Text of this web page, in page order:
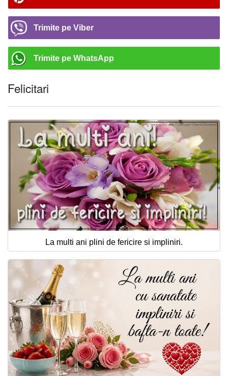
Trimite pe Viber
Trimite pe WhatsApp
Felicitari
La multi ani plini de fericire si impliniri.